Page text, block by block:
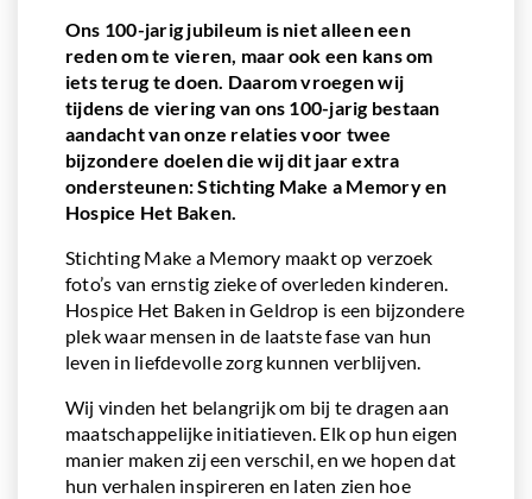
Ons 100-jarig jubileum is niet alleen een
reden om te vieren, maar ook een kans om
iets terug te doen. Daarom vroegen wij
tijdens de viering van ons 100-jarig bestaan
aandacht van onze relaties voor twee
bijzondere doelen die wij dit jaar extra
ondersteunen: Stichting Make a Memory en
Hospice Het Baken.
Stichting Make a Memory maakt op verzoek
foto’s van ernstig zieke of overleden kinderen.
Hospice Het Baken in Geldrop is een bijzondere
plek waar mensen in de laatste fase van hun
leven in liefdevolle zorg kunnen verblijven.
Wij vinden het belangrijk om bij te dragen aan
maatschappelijke initiatieven. Elk op hun eigen
manier maken zij een verschil, en we hopen dat
hun verhalen inspireren en laten zien hoe